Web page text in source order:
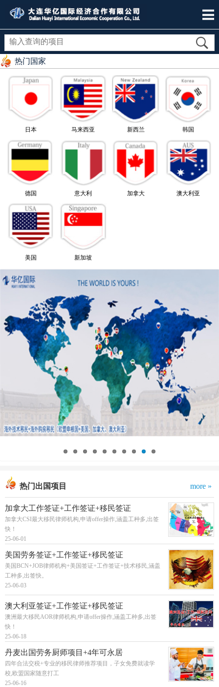
热门国家
日本 马来西亚 新西兰 韩国
德国 意大利 加拿大 澳大利亚
美国 新加坡
热门出国项目 more »
加拿大工作签证+工作签证+移民签证
加拿大CSI最大移民律师机构,申请offer操作,涵盖工种多,出签
快！
25-06-01
美国劳务签证+工作签证+移民签证
美国BCN+JOB律师机构+美国签证+工作签证+技术移民,涵盖
工种多,出签快。
25-06-03
澳大利亚签证+工作签证+移民签证
澳洲最大移民AOR律师机构,申请offer操作,涵盖工种多,出签
快！
25-06-18
丹麦出国劳务厨师项目+4年可永居
四年合法交税+专业的移民律师推荐项目，子女免费就读学
校,欧盟国家随意打工
25-06-16